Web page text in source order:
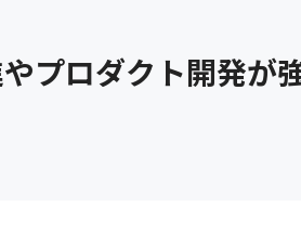
プロダクト開発が